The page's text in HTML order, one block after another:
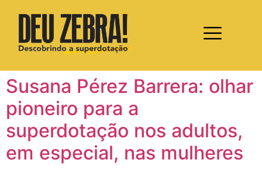
Susana Pérez Barrera: olhar
pioneiro para a
superdotação nos adultos,
em especial, nas mulheres